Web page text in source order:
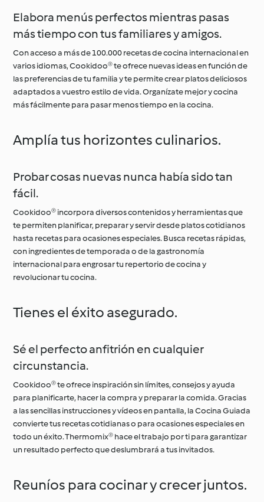
Elabora menús perfectos mientras pasas
más tiempo con tus familiares y amigos.
Con acceso a más de 100.000 recetas de cocina internacional en
varios idiomas, Cookidoo® te ofrece nuevas ideas en función de
las preferencias de tu familia y te permite crear platos deliciosos
adaptados a vuestro estilo de vida. Organízate mejor y cocina
más fácilmente para pasar menos tiempo en la cocina.
Amplía tus horizontes culinarios.
Probar cosas nuevas nunca había sido tan
fácil.
Cookidoo® incorpora diversos contenidos y herramientas que
te permiten planificar, preparar y servir desde platos cotidianos
hasta recetas para ocasiones especiales. Busca recetas rápidas,
con ingredientes de temporada o de la gastronomía
internacional para engrosar tu repertorio de cocina y
revolucionar tu cocina.
Tienes el éxito asegurado.
Sé el perfecto anfitrión en cualquier
circunstancia.
Cookidoo® te ofrece inspiración sin límites, consejos y ayuda
para planificarte, hacer la compra y preparar la comida. Gracias
a las sencillas instrucciones y vídeos en pantalla, la Cocina Guiada
convierte tus recetas cotidianas o para ocasiones especiales en
todo un éxito. Thermomix® hace el trabajo por ti para garantizar
un resultado perfecto que deslumbrará a tus invitados.
Reuníos para cocinar y crecer juntos.